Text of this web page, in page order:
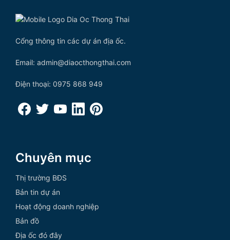
Cổng thông tin các dự án địa ốc.
Email: admin@diaocthongthai.com
Điện thoại: 0975 868 949
Chuyên mục
Thị trường BĐS
Bản tin dự án
Hoạt động doanh nghiệp
Bản đồ
Địa ốc đó đây